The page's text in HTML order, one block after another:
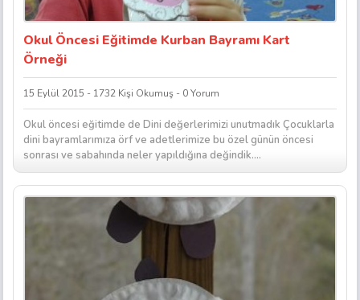
Okul Öncesi Eğitimde Kurban Bayramı Kart
Örneği
15 Eylül 2015 - 1732 Kişi Okumuş - 0 Yorum
Okul öncesi eğitimde de Dini değerlerimizi unutmadık Çocuklarla
dini bayramlarımıza örf ve adetlerimize bu özel günün öncesi
sonrası ve sabahında neler yapıldığına değindik....